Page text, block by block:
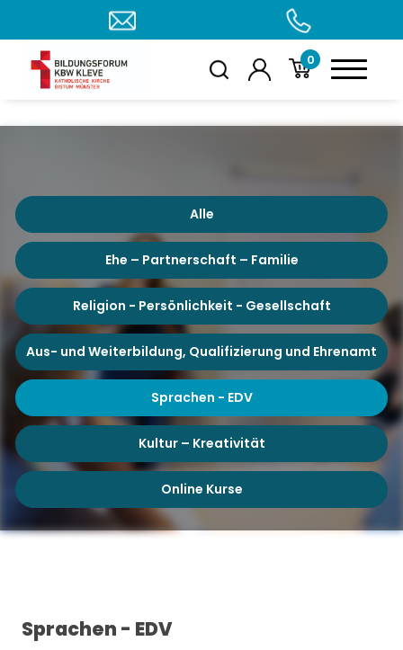
0
Alle
Ehe – Partnerschaft – Familie
Religion - Persönlichkeit - Gesellschaft
Aus- und Weiterbildung, Qualifizierung und Ehrenamt
Sprachen - EDV
Kultur – Kreativität
Online Kurse
Sprachen - EDV